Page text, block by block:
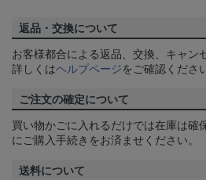
返品・交換について
お客様都合による返品、交換、キャン
詳しくはヘルプページをご確認くださ
ご注文の確定について
買い物かごに入れるだけでは在庫は確
にご購入手続きをお済ませください。
送料について